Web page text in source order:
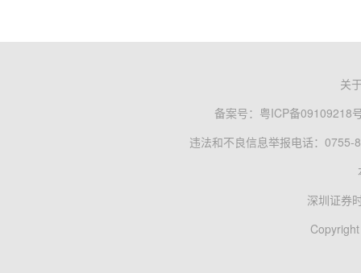
关
备案号： 粤ICP备09109218
违法和不良信息举报电话：0755-
深圳证券